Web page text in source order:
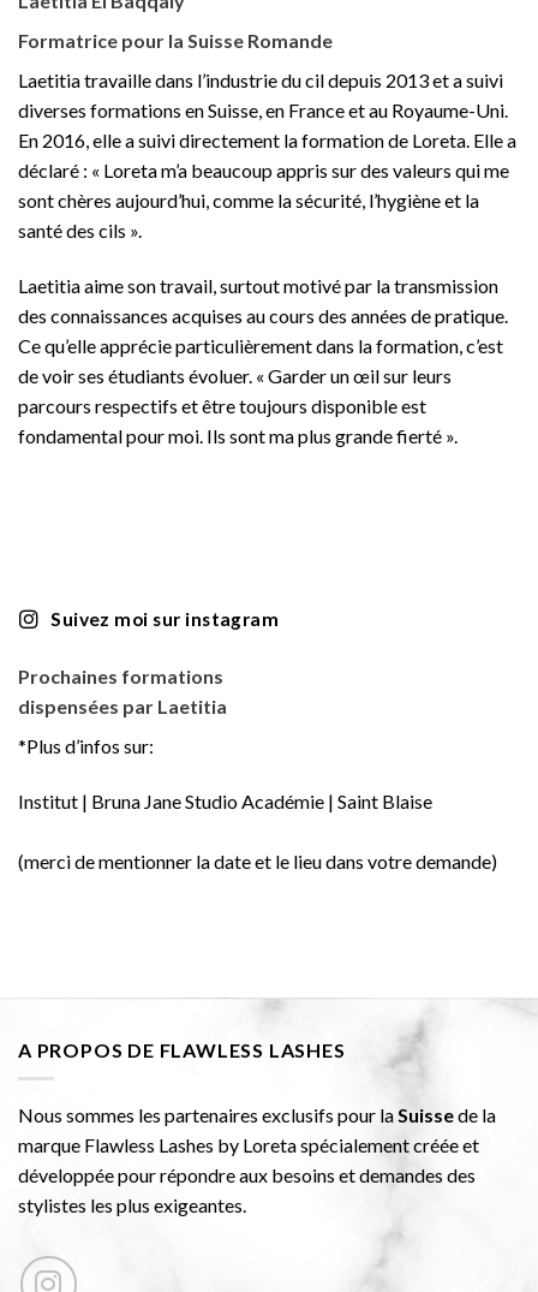
Formatrice pour la Suisse Romande
Laetitia travaille dans l’industrie du cil depuis 2013 et a suivi
diverses formations en Suisse, en France et au Royaume-Uni.
En 2016, elle a suivi directement la formation de Loreta. Elle a
déclaré : « Loreta m’a beaucoup appris sur des valeurs qui me
sont chères aujourd’hui, comme la sécurité, l’hygiène et la
santé des cils ».
Laetitia aime son travail, surtout motivé par la transmission
des connaissances acquises au cours des années de pratique.
Ce qu’elle apprécie particulièrement dans la formation, c’est
de voir ses étudiants évoluer. « Garder un œil sur leurs
parcours respectifs et être toujours disponible est
fondamental pour moi. Ils sont ma plus grande fierté ».
Suivez moi sur instagram
Prochaines formations
dispensées par Laetitia
*Plus d’infos sur:
Institut | Bruna Jane Studio Académie | Saint Blaise
(merci de mentionner la date et le lieu dans votre demande)
A PROPOS DE FLAWLESS LASHES
Nous sommes les partenaires exclusifs pour laSuissede la
marque Flawless Lashes by Loreta spécialement créée et
développée pour répondre aux besoins et demandes des
stylistes les plus exigeantes.